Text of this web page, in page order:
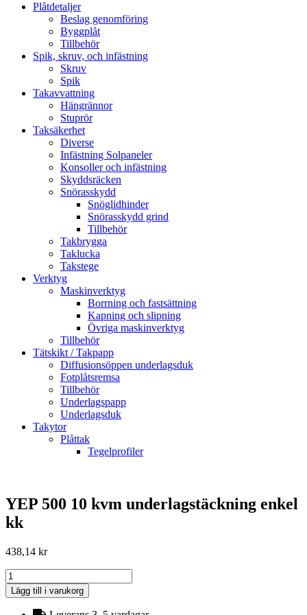
Plåtdetaljer
Beslag genomföring
Byggplåt
Tillbehör
Spik, skruv, och infästning
Skruv
Spik
Takavvattning
Hängrännor
Stuprör
Taksäkerhet
Diverse
Infästning Solpaneler
Konsoller och infästning
Skyddsräcken
Snörasskydd
Snöglidhinder
Snörasskydd grind
Tillbehör
Takbrygga
Taklucka
Takstege
Verktyg
Maskinverktyg
Borrning och fastsättning
Kapning och slipning
Övriga maskinverktyg
Tillbehör
Tätskikt / Takpapp
Diffusionsöppen underlagsduk
Fotplåtsremsa
Tillbehör
Underlagspapp
Underlagsduk
Takytor
Plåttak
Tegelprofiler
YEP 500 10 kvm underlagstäckning enkel
kk
438,14 kr
YEP
500
10
kvm
Lägg till i varukorg